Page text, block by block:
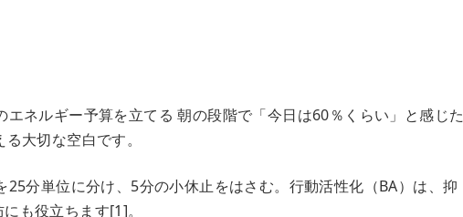
エネルギー予算を立てる 朝の段階で「今日は60％くらい」と感じた
大切な空白です。
25分単位に分け、5分の小休止をはさむ。行動活性化（BA）は、抑
も役立ちます[1]。